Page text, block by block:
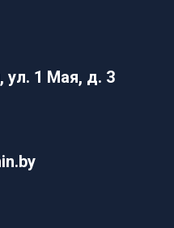
ул. 1 Мая, д. 3